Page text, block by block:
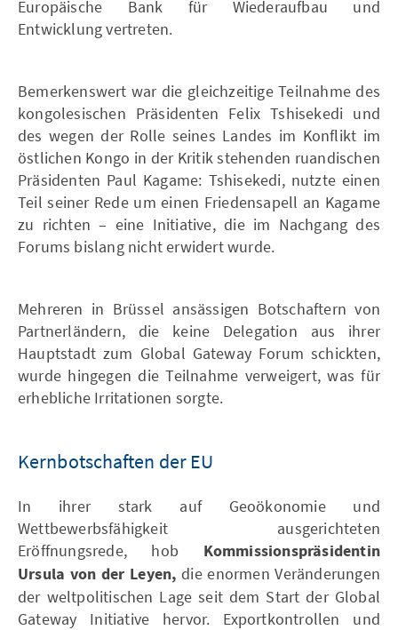
Europäische Bank für Wiederaufbau und
Entwicklung vertreten.
Bemerkenswert war die gleichzeitige Teilnahme des
kongolesischen Präsidenten Felix Tshisekedi und
des wegen der Rolle seines Landes im Konflikt im
östlichen Kongo in der Kritik stehenden ruandischen
Präsidenten Paul Kagame: Tshisekedi, nutzte einen
Teil seiner Rede um einen Friedensapell an Kagame
zu richten – eine Initiative, die im Nachgang des
Forums bislang nicht erwidert wurde.
Mehreren in Brüssel ansässigen Botschaftern von
Partnerländern, die keine Delegation aus ihrer
Hauptstadt zum Global Gateway Forum schickten,
wurde hingegen die Teilnahme verweigert, was für
erhebliche Irritationen sorgte.
Kernbotschaften der EU
In ihrer stark auf Geoökonomie und
Wettbewerbsfähigkeit ausgerichteten
Eröffnungsrede, hob Kommissionspräsidentin
Ursula von der Leyen, die enormen Veränderungen
der weltpolitischen Lage seit dem Start der Global
Gateway Initiative hervor. Exportkontrollen und